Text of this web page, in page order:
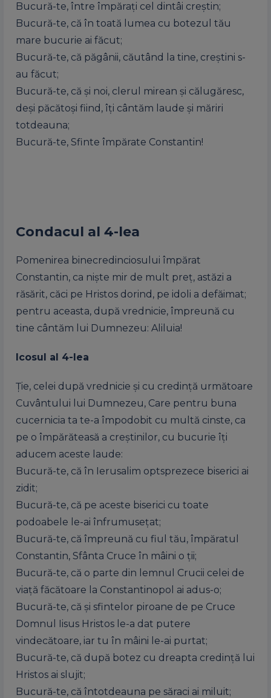
Bucură-te, între împărați cel dintâi creștin;
Bucură-te, că în toată lumea cu botezul tău
mare bucurie ai făcut;
Bucură-te, că păgânii, căutând la tine, creștini s-
au făcut;
Bucură-te, că și noi, clerul mirean și călugăresc,
deși păcătoși fiind, îți cântăm laude și măriri
totdeauna;
Bucură-te, Sfinte împărate Constantin!
Condacul al 4-lea
Pomenirea binecredinciosului împărat
Constantin, ca niște mir de mult preț, astăzi a
răsărit, căci pe Hristos dorind, pe idoli a defăimat;
pentru aceasta, după vrednicie, împreună cu
tine cântăm lui Dumnezeu: Aliluia!
Icosul al 4-lea
Ție, celei după vrednicie și cu credință următoare
Cuvântului lui Dumnezeu, Care pentru buna
cucernicia ta te-a împodobit cu multă cinste, ca
pe o împărăteasă a creștinilor, cu bucurie îți
aducem aceste laude:
Bucură-te, că în Ierusalim optsprezece biserici ai
zidit;
Bucură-te, că pe aceste biserici cu toate
podoabele le-ai înfrumusețat;
Bucură-te, că împreună cu fiul tău, împăratul
Constantin, Sfânta Cruce în mâini o ții;
Bucură-te, că o parte din lemnul Crucii celei de
viață făcătoare la Constantinopol ai adus-o;
Bucură-te, că și sfintelor piroane de pe Cruce
Domnul Iisus Hristos le-a dat putere
vindecătoare, iar tu în mâini le-ai purtat;
Bucură-te, că după botez cu dreapta credință lui
Hristos ai slujit;
Bucură-te, că întotdeauna pe săraci ai miluit;